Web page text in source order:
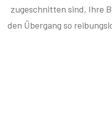
zugeschnitten sind, Ihre
den Übergang so